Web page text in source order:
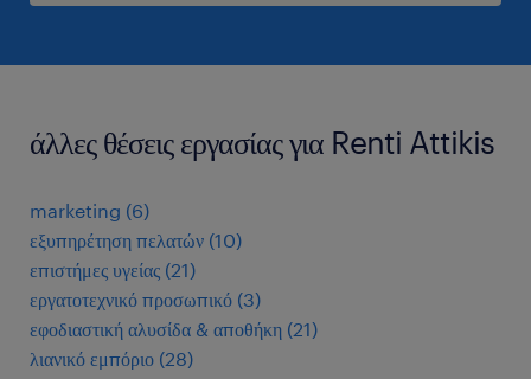
άλλες θέσεις εργασίας για Renti Attikis
marketing (6)
εξυπηρέτηση πελατών (10)
επιστήμες υγείας (21)
εργατοτεχνικό προσωπικό (3)
εφοδιαστική αλυσίδα & αποθήκη (21)
λιανικό εμπόριο (28)